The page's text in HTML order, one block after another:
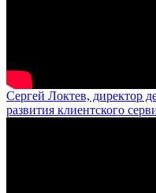
Сергей Локтев, директор
развития клиентского